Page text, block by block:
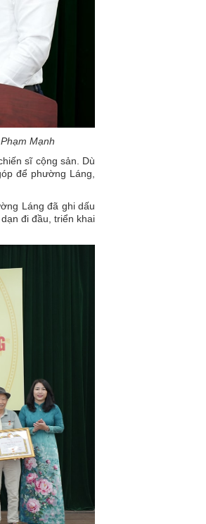
Mạnh
sĩ cộng sản. Dù
để phường Láng,
Láng đã ghi dấu
đi đầu, triển khai